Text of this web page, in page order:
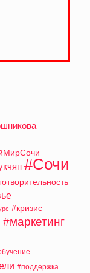
#Сочи
#кризис
#маркетинг
#поддержка